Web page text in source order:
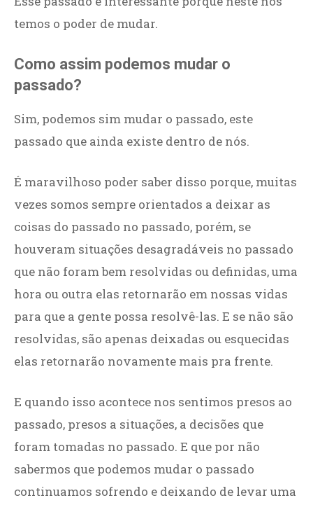
temos o poder de mudar.
Como assim podemos mudar o
passado?
Sim, podemos sim mudar o passado, este
passado que ainda existe dentro de nós.
É maravilhoso poder saber disso porque, muitas
vezes somos sempre orientados a deixar as
coisas do passado no passado, porém, se
houveram situações desagradáveis no passado
que não foram bem resolvidas ou definidas, uma
hora ou outra elas retornarão em nossas vidas
para que a gente possa resolvê-las. E se não são
resolvidas, são apenas deixadas ou esquecidas
elas retornarão novamente mais pra frente.
E quando isso acontece nos sentimos presos ao
passado, presos a situações, a decisões que
foram tomadas no passado. E que por não
sabermos que podemos mudar o passado
continuamos sofrendo e deixando de levar uma